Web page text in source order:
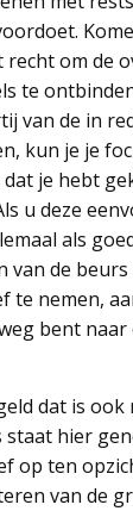
recht om de
te
van de in
kun je je
je hebt
u deze
als
van de
te nemen,
bent
dat is
staat hier
op ten
van de